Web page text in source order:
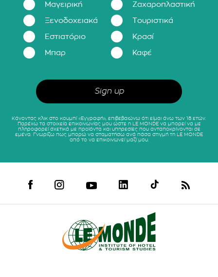
Μαγειρική Ζαχαροπλαστική
Ξενοδοχειακά Τουριστικά
Εστιατόριο Κρασί
Μπαρ Καφέ
Κάνοντας κλικ στο κουμπί «Εγγραφή», επιβεβαιώνω ότι είμαι άνω των 18 ετών.
Παρέχω τα στοιχεία επικοινωνίας μου ώστε η LE MONDE να μπορεί να με
πληροφορεί σχετικά με προϊόντα και υπηρεσίες που ανταποκρίνονται σε
εμένα. Γνωρίζω πως μπορώ να σταματήσω ανά πάσα στιγμή τη LE MONDE
από το να επικοινωνεί μαζί μου.